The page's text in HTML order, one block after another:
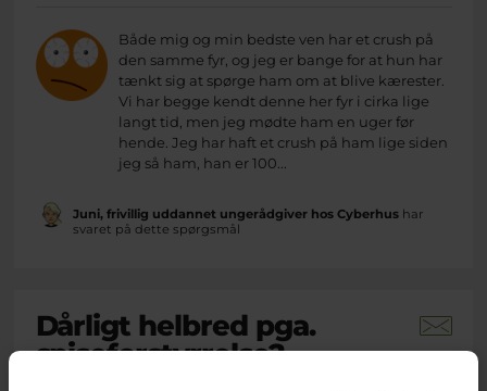
Både mig og min bedste ven har et crush på
den samme fyr, og jeg er bange for at hun har
tænkt sig at spørge ham om at blive kærester.
Vi har begge kendt denne her fyr i cirka lige
langt tid, men jeg mødte ham en uger før
hende. Jeg har haft et crush på ham lige siden
jeg så ham, han er 100...
Juni, frivillig uddannet ungerådgiver hos Cyberhushar
svaret på dette spørgsmål
Dårligt helbred pga.
spiseforstyrrelse?